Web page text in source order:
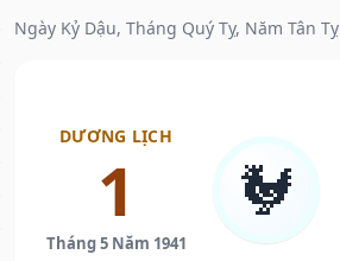
Ngày Kỷ Dậu, Tháng Quý Tỵ, Năm Tân Tỵ
DƯƠNG LỊCH
1
Tháng 5 Năm 1941
🐓